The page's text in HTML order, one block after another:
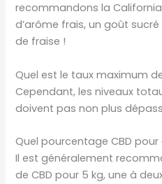
recommandons la
d’arôme frais, un goût
de fraise !
Quel est le taux maximum
Cependant, les niveaux
doivent pas non plus
Quel pourcentage CBD pour
Il est généralement
de CBD pour 5 kg, une à